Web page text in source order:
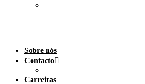
Sobre nós
Contacto
Carreiras